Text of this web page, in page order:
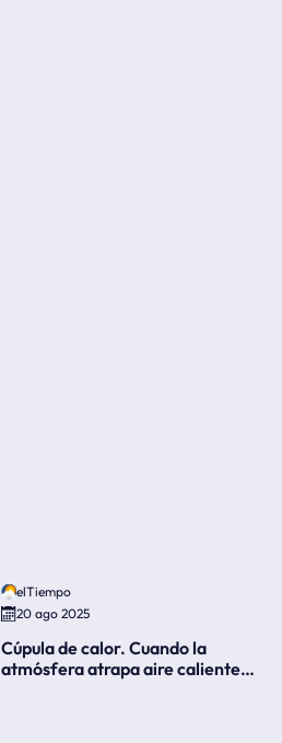
elTiempo
20 ago 2025
Cúpula de calor. Cuando la
atmósfera atrapa aire caliente